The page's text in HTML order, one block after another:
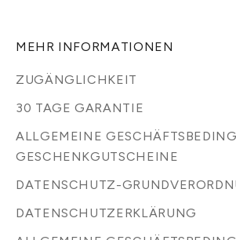
MEHR INFORMATIONEN
ZUGÄNGLICHKEIT
30 TAGE GARANTIE
ALLGEMEINE
GESCHENKGUTSCHEINE
DATENSCHUTZ-
DATENSCHUTZERKLÄRUNG